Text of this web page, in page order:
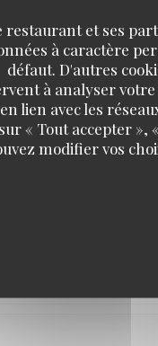
restaurant et ses
à caractère
défaut. D'autres
à analyser
lien avec les
sur « Tout accepter »,
modifier vos